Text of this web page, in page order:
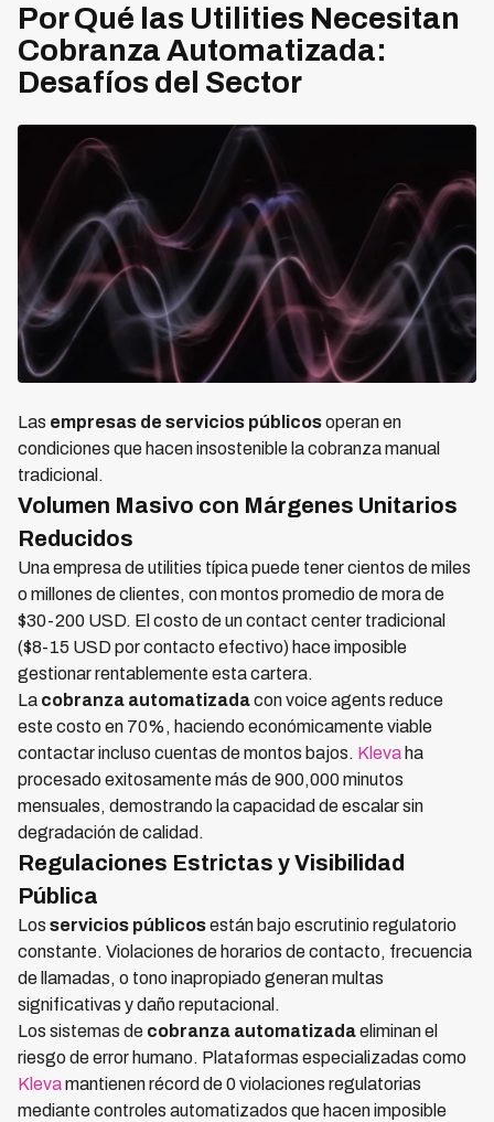
Por Qué las Utilities Necesitan
Cobranza Automatizada:
Desafíos del Sector
Las empresas de servicios públicosoperan en
condiciones que hacen insostenible la cobranza manual
tradicional.
Volumen Masivo con Márgenes Unitarios
Reducidos
Una empresa de utilities típica puede tener cientos de miles
o millones de clientes, con montos promedio de mora de
$30-200 USD. El costo de un contact center tradicional
($8-15 USD por contacto efectivo) hace imposible
gestionar rentablemente esta cartera.
La cobranza automatizadacon voice agents reduce
este costo en 70%, haciendo económicamente viable
contactar incluso cuentas de montos bajos. Kleva ha
procesado exitosamente más de 900,000 minutos
mensuales, demostrando la capacidad de escalar sin
degradación de calidad.
Regulaciones Estrictas y Visibilidad
Pública
Los servicios públicosestán bajo escrutinio regulatorio
constante. Violaciones de horarios de contacto, frecuencia
de llamadas, o tono inapropiado generan multas
significativas y daño reputacional.
Los sistemas de cobranza automatizadaeliminan el
riesgo de error humano. Plataformas especializadas como
Klevamantienen récord de 0 violaciones regulatorias
mediante controles automatizados que hacen imposible